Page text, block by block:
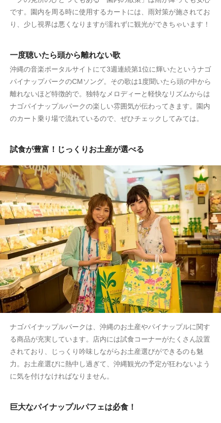
です。園内を周る時に使用するカートには、雨対策が施されてお
り、少し視界は悪くなりますが濡れずに観光ができちゃいます！
一度聴いたら頭から離れない歌
沖縄の音楽ポータルサイトにて3週連続第1位に輝いたというナゴ
パイナップパークのCMソング。その歌は1度聞いたら頭の中から
離れないほど特徴的で。独特なメロディーと軽快なリズムからは
ナゴパイナップルパークの楽しい雰囲気が伝わってきます。園内
のカート乗り場で流れているので、ぜひチェックしてみては。
試食が豊富！じっくりお土産が選べる
ナゴパイナップルパークは、沖縄のお土産やパイナップルに関す
る商品が充実しています。店内には試食コーナーがたくさん設置
されており、じっくり吟味しながらお土産選びができるのも魅
力。お土産選びに熱中し過ぎて、沖縄観光の予定が狂わないよう
に気を付けなければなりません。
巨大なパイナップルパフェは必食！